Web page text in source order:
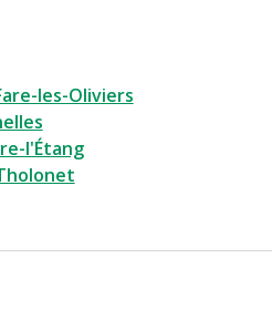
les-Oliviers
l'Étang